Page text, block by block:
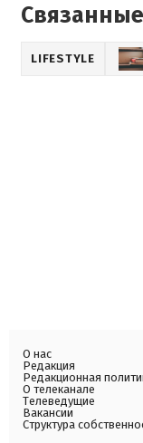
LIFESTYLE
О нас
Редакция
Редакционная
О телеканале
Телеведущие
Вакансии
Структура